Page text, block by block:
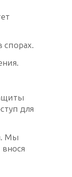
спорах.
для
Мы